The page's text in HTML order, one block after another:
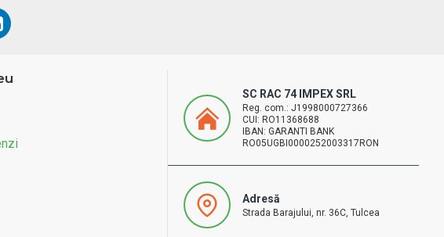
SC RAC 74 IMPEX SRL
Reg. com.: J1998000727366
CUI: RO11368688
IBAN: GARANTI BANK
RO05UGBI0000252003317RON
Adresă
Strada Barajului, nr. 36C, Tulcea